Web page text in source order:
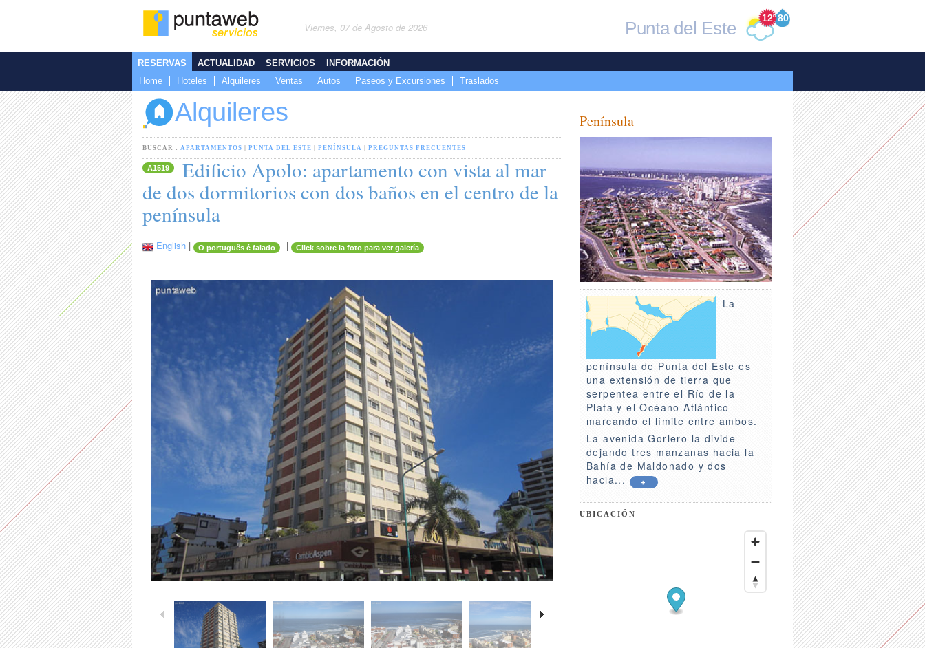
Viernes, 07 de Agosto de 2026
80
12°
Punta del Este
RESERVAS
Home
Hoteles Alquileres Ventas Autos Paseos y Excursiones Traslados
ACTUALIDAD SERVICIOS INFORMACIÓN
Alquileres
BUSCAR : APARTAMENTOS PUNTA DEL ESTE PENÍNSULA PREGUNTAS FRECUENTES
A1519
Edificio Apolo: apartamento con vista al mar
de dos dormitorios con dos baños en el centro de la
península
English | O português é falado | Click sobre la foto para ver galería
Península
La
península de Punta del Este es
una extensión de tierra que
serpentea entre el Río de la
Plata y el Océano Atlántico
marcando el límite entre ambos.
La avenida Gorlero la divide
dejando tres manzanas hacia la
Bahía de Maldonado y dos
hacia...
+
UBICACIÓN